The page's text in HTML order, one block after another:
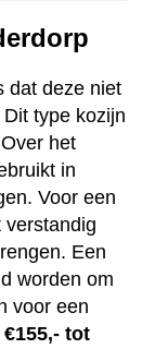
dat deze niet
type kozijn
het
in
Voor een
verstandig
Een
worden om
voor een
€155,- tot